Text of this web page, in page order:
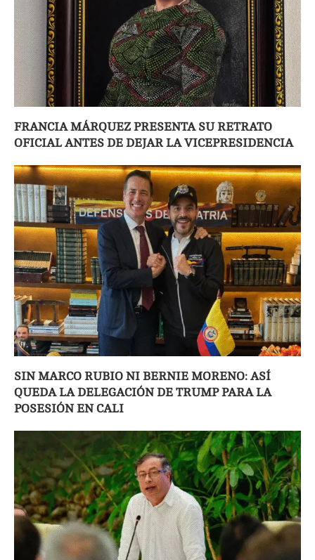
FRANCIA MÁRQUEZ PRESENTA SU RETRATO
OFICIAL ANTES DE DEJAR LA VICEPRESIDENCIA
SIN MARCO RUBIO NI BERNIE MORENO: ASÍ
QUEDA LA DELEGACIÓN DE TRUMP PARA LA
POSESIÓN EN CALI